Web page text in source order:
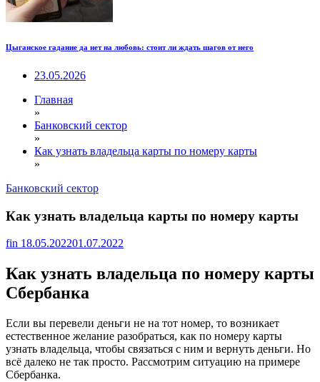
Цыганское гадание да нет на любовь: стоит ли ждать шагов от него
23.05.2026
Главная
»
Банковский сектор
»
Как узнать владельца карты по номеру карты
»
Банковский сектор
Как узнать владельца карты по номеру карты
fin 18.05.202201.07.2022
Как узнать владельца по номеру карты
Сбербанка
Если вы перевели деньги не на тот номер, то возникает
естественное желание разобраться, как по номеру карты
узнать владельца, чтобы связаться с ним и вернуть деньги. Но
всё далеко не так просто. Рассмотрим ситуацию на примере
Сбербанка.